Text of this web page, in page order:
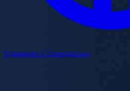
S'implanter à l'international